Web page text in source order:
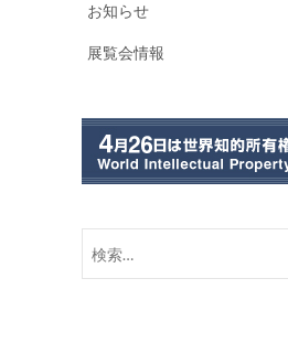
お知らせ
展覧会情報